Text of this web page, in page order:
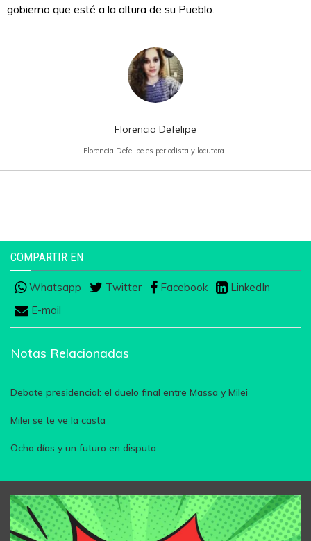
gobierno que esté a la altura de su Pueblo.
Florencia Defelipe
Florencia Defelipe es periodista y locutora.
COMPARTIR EN
Whatsapp Twitter Facebook
LinkedIn
E-mail
Notas Relacionadas
Debate presidencial: el duelo final entre Massa y Milei
Milei se te ve la casta
Ocho días y un futuro en disputa